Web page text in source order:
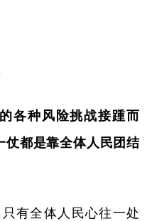
各种风险挑战接踵而
仗都是靠全体人民团结
有全体人民心往一处